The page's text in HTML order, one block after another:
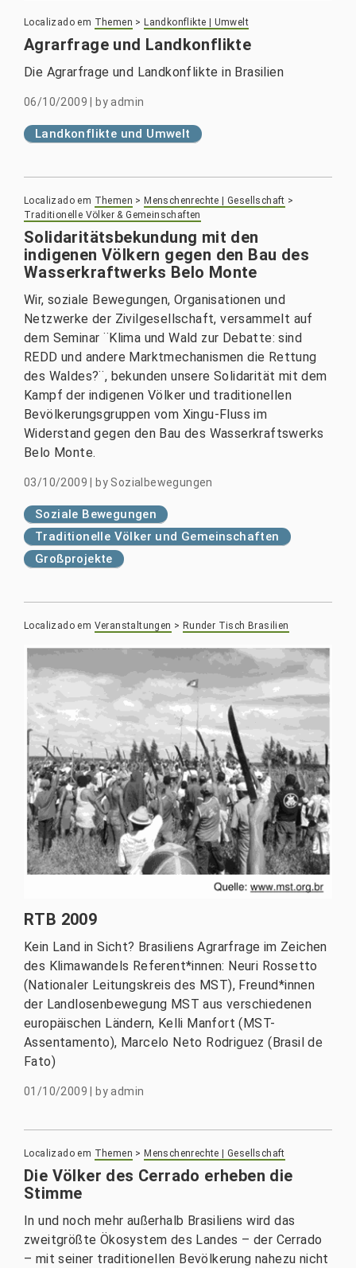
Localizado em Themen > Landkonflikte | Umwelt
Agrarfrage und Landkonflikte
Die Agrarfrage und Landkonflikte in Brasilien
06/10/2009 byadmin
Landkonflikte und Umwelt
Localizado em Themen > Menschenrechte | Gesellschaft >
Traditionelle Völker & Gemeinschaften
Solidaritätsbekundung mit den
indigenen Völkern gegen den Bau des
Wasserkraftwerks Belo Monte
Wir, soziale Bewegungen, Organisationen und
Netzwerke der Zivilgesellschaft, versammelt auf
dem Seminar ¨Klima und Wald zur Debatte: sind
REDD und andere Marktmechanismen die Rettung
des Waldes?¨, bekunden unsere Solidarität mit dem
Kampf der indigenen Völker und traditionellen
Bevölkerungsgruppen vom Xingu-Fluss im
Widerstand gegen den Bau des Wasserkraftswerks
Belo Monte.
03/10/2009 by Sozialbewegungen
Soziale Bewegungen
Traditionelle Völker und Gemeinschaften
Großprojekte
Localizado em Veranstaltungen > Runder Tisch Brasilien
RTB 2009
Kein Land in Sicht? Brasiliens Agrarfrage im Zeichen
des Klimawandels Referent*innen: Neuri Rossetto
(Nationaler Leitungskreis des MST), Freund*innen
der Landlosenbewegung MST aus verschiedenen
europäischen Ländern, Kelli Manfort (MST-
Assentamento), Marcelo Neto Rodriguez (Brasil de
Fato)
01/10/2009 byadmin
Localizado em Themen > Menschenrechte | Gesellschaft
Die Völker des Cerrado erheben die
Stimme
In und noch mehr außerhalb Brasiliens wird das
zweitgrößte Ökosystem des Landes – der Cerrado
– mit seiner traditionellen Bevölkerung nahezu nicht